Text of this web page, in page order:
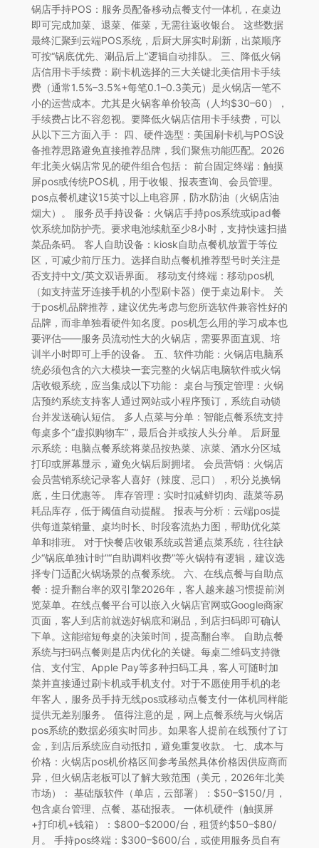
锅店手持POS：服务员配备移动点餐支付一体机，在桌边
即可完成加菜、退菜、催菜，无需往返收银台。 这些数据
最终汇聚到云端POS系统，后厨大屏实时刷新，出菜顺序
可按“锅底优先、涮品后上”逻辑自动排队。 三、降低火锅
店信用卡手续费：刷卡机选择的三大关键北美信用卡手续
费（通常1.5%–3.5%+每笔0.1–0.3美元）是火锅店一笔不
小的运营成本。尤其是火锅客单价较高（人均$30–60），
手续费占比不容忽视。要降低火锅店信用卡手续费，可以
从以下三方面入手： 四、硬件选型：美国刷卡机与POS设
备推荐思路避免直接推荐品牌，我们聚焦功能匹配。2026
年北美火锅店常见的硬件组合包括： 前台固定终端：触摸
屏pos或传统POS机，用于收银、报表查询、会员管理。
pos点餐机建议15英寸以上电容屏，防水防油（火锅店油
烟大）。 服务员手持设备：火锅店手持pos系统或ipad餐
饮系统加防护壳。要求电池续航至少8小时，支持快速扫描
菜品条码。 客人自助设备：kiosk自助点餐机放置于等位
区，可减少前厅压力。选择自助点餐机推荐型号时关注是
否支持中文/英文双语界面。 移动支付终端：移动pos机
（如支持蓝牙连接手机的小型刷卡器）便于桌边刷卡。 关
于pos机品牌推荐，建议优先考虑与您所选软件兼容性好的
品牌，而非单独看硬件知名度。pos机怎么用的学习成本也
要评估——服务员流动性大的火锅店，需要界面直观、培
训半小时即可上手的设备。 五、软件功能：火锅店电脑系
统必须包含的六大模块一套完整的火锅店电脑软件或火锅
店收银系统，应当集成以下功能： 桌台与预定管理：火锅
店预约系统支持客人通过网站或小程序预订，系统自动锁
台并发送确认短信。 多人点菜与分单：智能点餐系统支持
每桌多个“虚拟购物车”，最后合并或按人头分单。 后厨显
示系统：电脑点餐系统将菜品按热菜、凉菜、酒水分区域
打印或屏幕显示，避免火锅后厨拥堵。 会员营销：火锅店
会员营销系统记录客人喜好（辣度、忌口），积分兑换锅
底，生日优惠等。 库存管理：实时扣减鲜切肉、蔬菜等易
耗品库存，低于阈值自动提醒。 报表与分析：云端pos提
供每道菜销量、桌均时长、时段客流热力图，帮助优化菜
单和排班。 对于快餐店收银系统或普通点菜系统，往往缺
少“锅底单独计时”“自助调料收费”等火锅特有逻辑，建议选
择专门适配火锅场景的点餐系统。 六、在线点餐与自助点
餐：提升翻台率的双引擎2026年，客人越来越习惯提前浏
览菜单。在线点餐平台可以嵌入火锅店官网或Google商家
页面，客人到店前就选好锅底和涮品，到店扫码即可确认
下单。这能缩短每桌的决策时间，提高翻台率。 自助点餐
系统与扫码点餐则是店内优化的关键。每桌二维码支持微
信、支付宝、Apple Pay等多种扫码工具，客人可随时加
菜并直接通过刷卡机或手机支付。对于不愿使用手机的老
年客人，服务员手持无线pos或移动点餐支付一体机同样能
提供无差别服务。 值得注意的是，网上点餐系统与火锅店
pos系统的数据必须实时同步。如果客人提前在线预付了订
金，到店后系统应自动抵扣，避免重复收款。 七、成本与
价格：火锅店pos机价格区间参考虽然具体价格因供应商而
异，但火锅店老板可以了解大致范围（美元，2026年北美
市场）： 基础版软件（单店，云部署）：$50–$150/月，
包含桌台管理、点餐、基础报表。 一体机硬件（触摸屏
+打印机+钱箱）：$800–$2000/台，租赁约$50–$80/
月。 手持pos终端：$300–$600/台，或使用服务员自有